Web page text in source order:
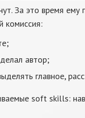
За это время
комиссия:
автор;
главное,
soft skills: